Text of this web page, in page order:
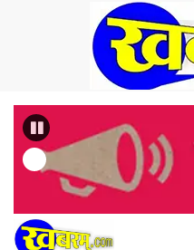
Previous